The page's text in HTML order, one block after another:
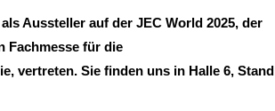
Aussteller auf der JEC World 2025, der
Fachmesse für die
vertreten. Sie finden uns in Halle 6, Stand